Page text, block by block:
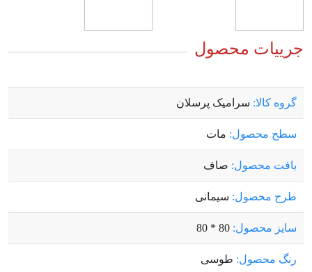
جرییات محصول
گروه کالا: سرامیک پرسلان
سطح محصول: مات
بافت محصول: صاف
طرح محصول: سیمانی
سایز محصول:
رنگ محصول: طوسی